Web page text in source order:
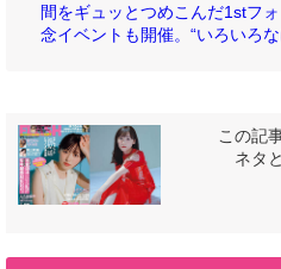
間をギュッとつめこんだ1stフ
念イベントも開催。“いろいろ
この記
ネタ